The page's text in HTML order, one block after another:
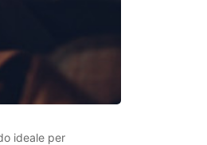
ideale per